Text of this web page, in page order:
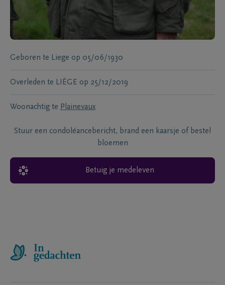
Geboren te Liege op 05/06/1930
Overleden te LIÈGE op 25/12/2019
Woonachtig te Plainevaux
Stuur een condoléancebericht, brand een kaarsje of bestel
bloemen
Betuig je medeleven